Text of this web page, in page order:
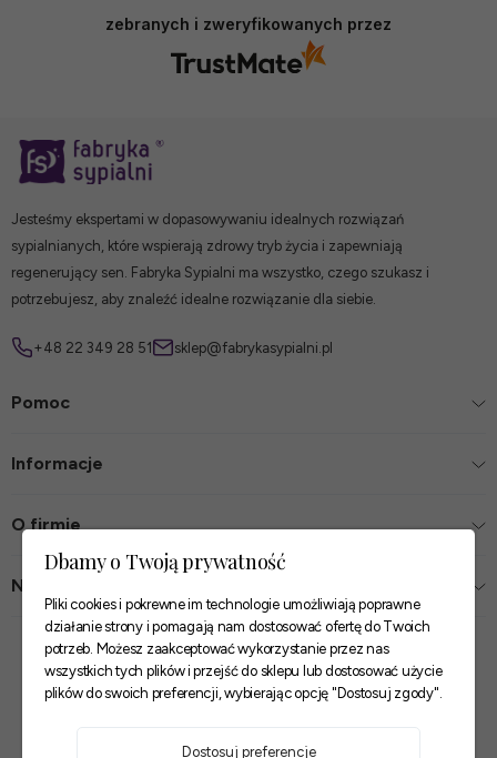
zebranych i zweryfikowanych przez
Jesteśmy ekspertami w dopasowywaniu idealnych rozwiązań
sypialnianych, które wspierają zdrowy tryb życia i zapewniają
regenerujący sen. Fabryka Sypialni ma wszystko, czego szukasz i
potrzebujesz, aby znaleźć idealne rozwiązanie dla siebie.
+48 22 349 28 51 sklep@fabrykasypialni.pl
Pomoc
Informacje
O firmie
Nasze sklepy
Zaufane płatności
Dbamy o Twoją prywatność
Pliki cookies i pokrewne im technologie umożliwiają poprawne
działanie strony i pomagają nam dostosować ofertę do Twoich
potrzeb. Możesz zaakceptować wykorzystanie przez nas
wszystkich tych plików i przejść do sklepu lub dostosować użycie
plików do swoich preferencji, wybierając opcję "Dostosuj zgody".
Dostosuj preferencje